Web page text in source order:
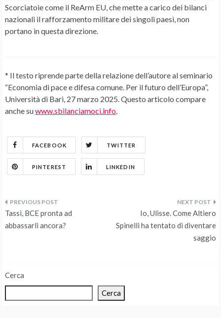
Scorciatoie come il ReArm EU, che mette a carico dei bilanci
nazionali il rafforzamento militare dei singoli paesi, non
portano in questa direzione.
* Il testo riprende parte della relazione dell’autore al seminario
“Economia di pace e difesa comune. Per il futuro dell’Europa”,
Università di Bari, 27 marzo 2025. Questo articolo compare
anche suwww.sbilanciamoci.info.
FACEBOOK TWITTER
PINTEREST LINKEDIN
Navigazione
articoli
Tassi, BCE pronta ad
abbassarli ancora?
Io, Ulisse. Come Altiero
Spinelli ha tentato di diventare
saggio
Cerca
Cerca